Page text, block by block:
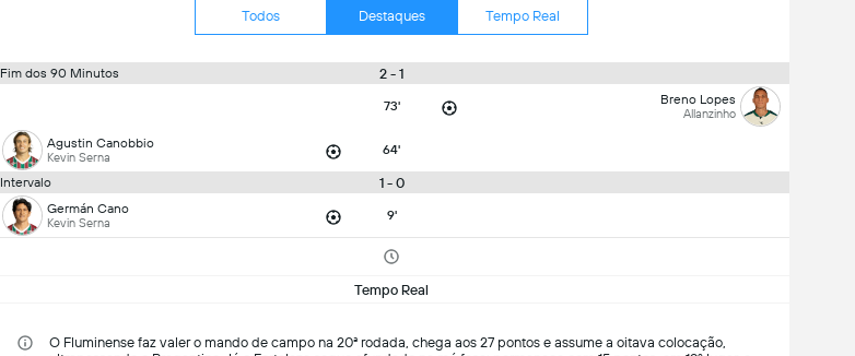
Todos Destaques Tempo Real
Fim dos 90 Minutos 2 - 1
73' Breno Lopes
Allanzinho
Agustin Canobbio
Kevin Serna 64'
Intervalo 1 - 0
Germán Cano
Kevin Serna 9'
Tempo Real
O Fluminense faz valer o mando de campo na 20ª rodada, chega aos 27 pontos e assume a oitava colocação,